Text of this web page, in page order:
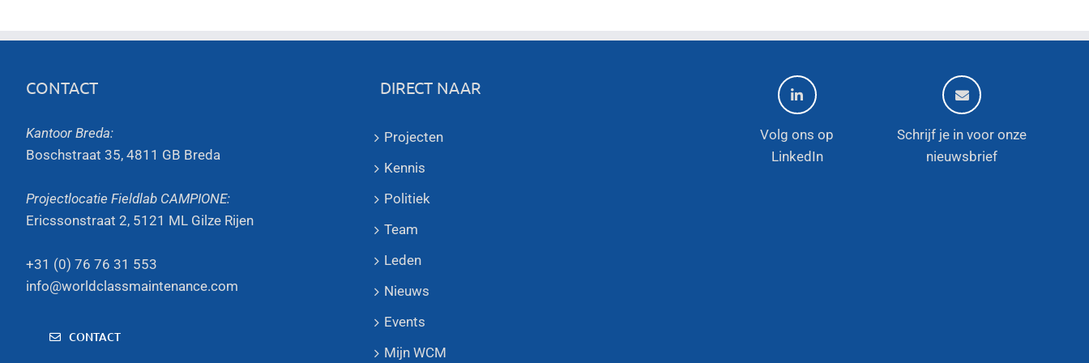
CONTACT
Kantoor Breda:
Boschstraat 35, 4811 GB Breda
Projectlocatie Fieldlab CAMPIONE:
Ericssonstraat 2, 5121 ML Gilze Rijen
+31 (0) 76 76 31 553
info@worldclassmaintenance.com
CONTACT
DIRECT NAAR
Projecten
Kennis
Politiek
Team
Leden
Nieuws
Events
Mijn WCM
Volg ons op
LinkedIn
Schrijf je in voor onze
nieuwsbrief